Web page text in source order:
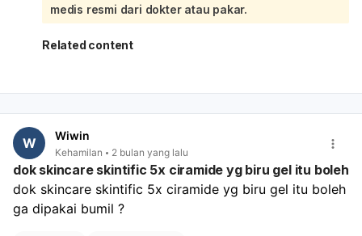
pasti. Untuk mengetahui apakah kadar hemoglobin atau
gula darah Anda rendah, atau apakah ini gejala tifus,
diperlukan pemeriksaan fisik dan mungkin tes
agar penyebab keluhan dapat diketahui dan penanganan
kandungan dan kebidanan (Obgyn) yang menangani
kehamilan Anda, atau dokter umum, atau dokter spesialis
penyakit dalam. Mereka akan melakukan evaluasi
menyeluruh dan memberikan saran penanganan yang
aman selama kehamilan. Jangan menunda pemeriksaan,
medis resmi dari dokter atau pakar.
Related content
W Wiwin
Kehamilan 2 bulan yang lalu
dok skincare skintific 5x ciramide yg biru gel itu boleh
dok skincare skintific 5x ciramide yg biru gel itu boleh
ga dipakai bumil ?